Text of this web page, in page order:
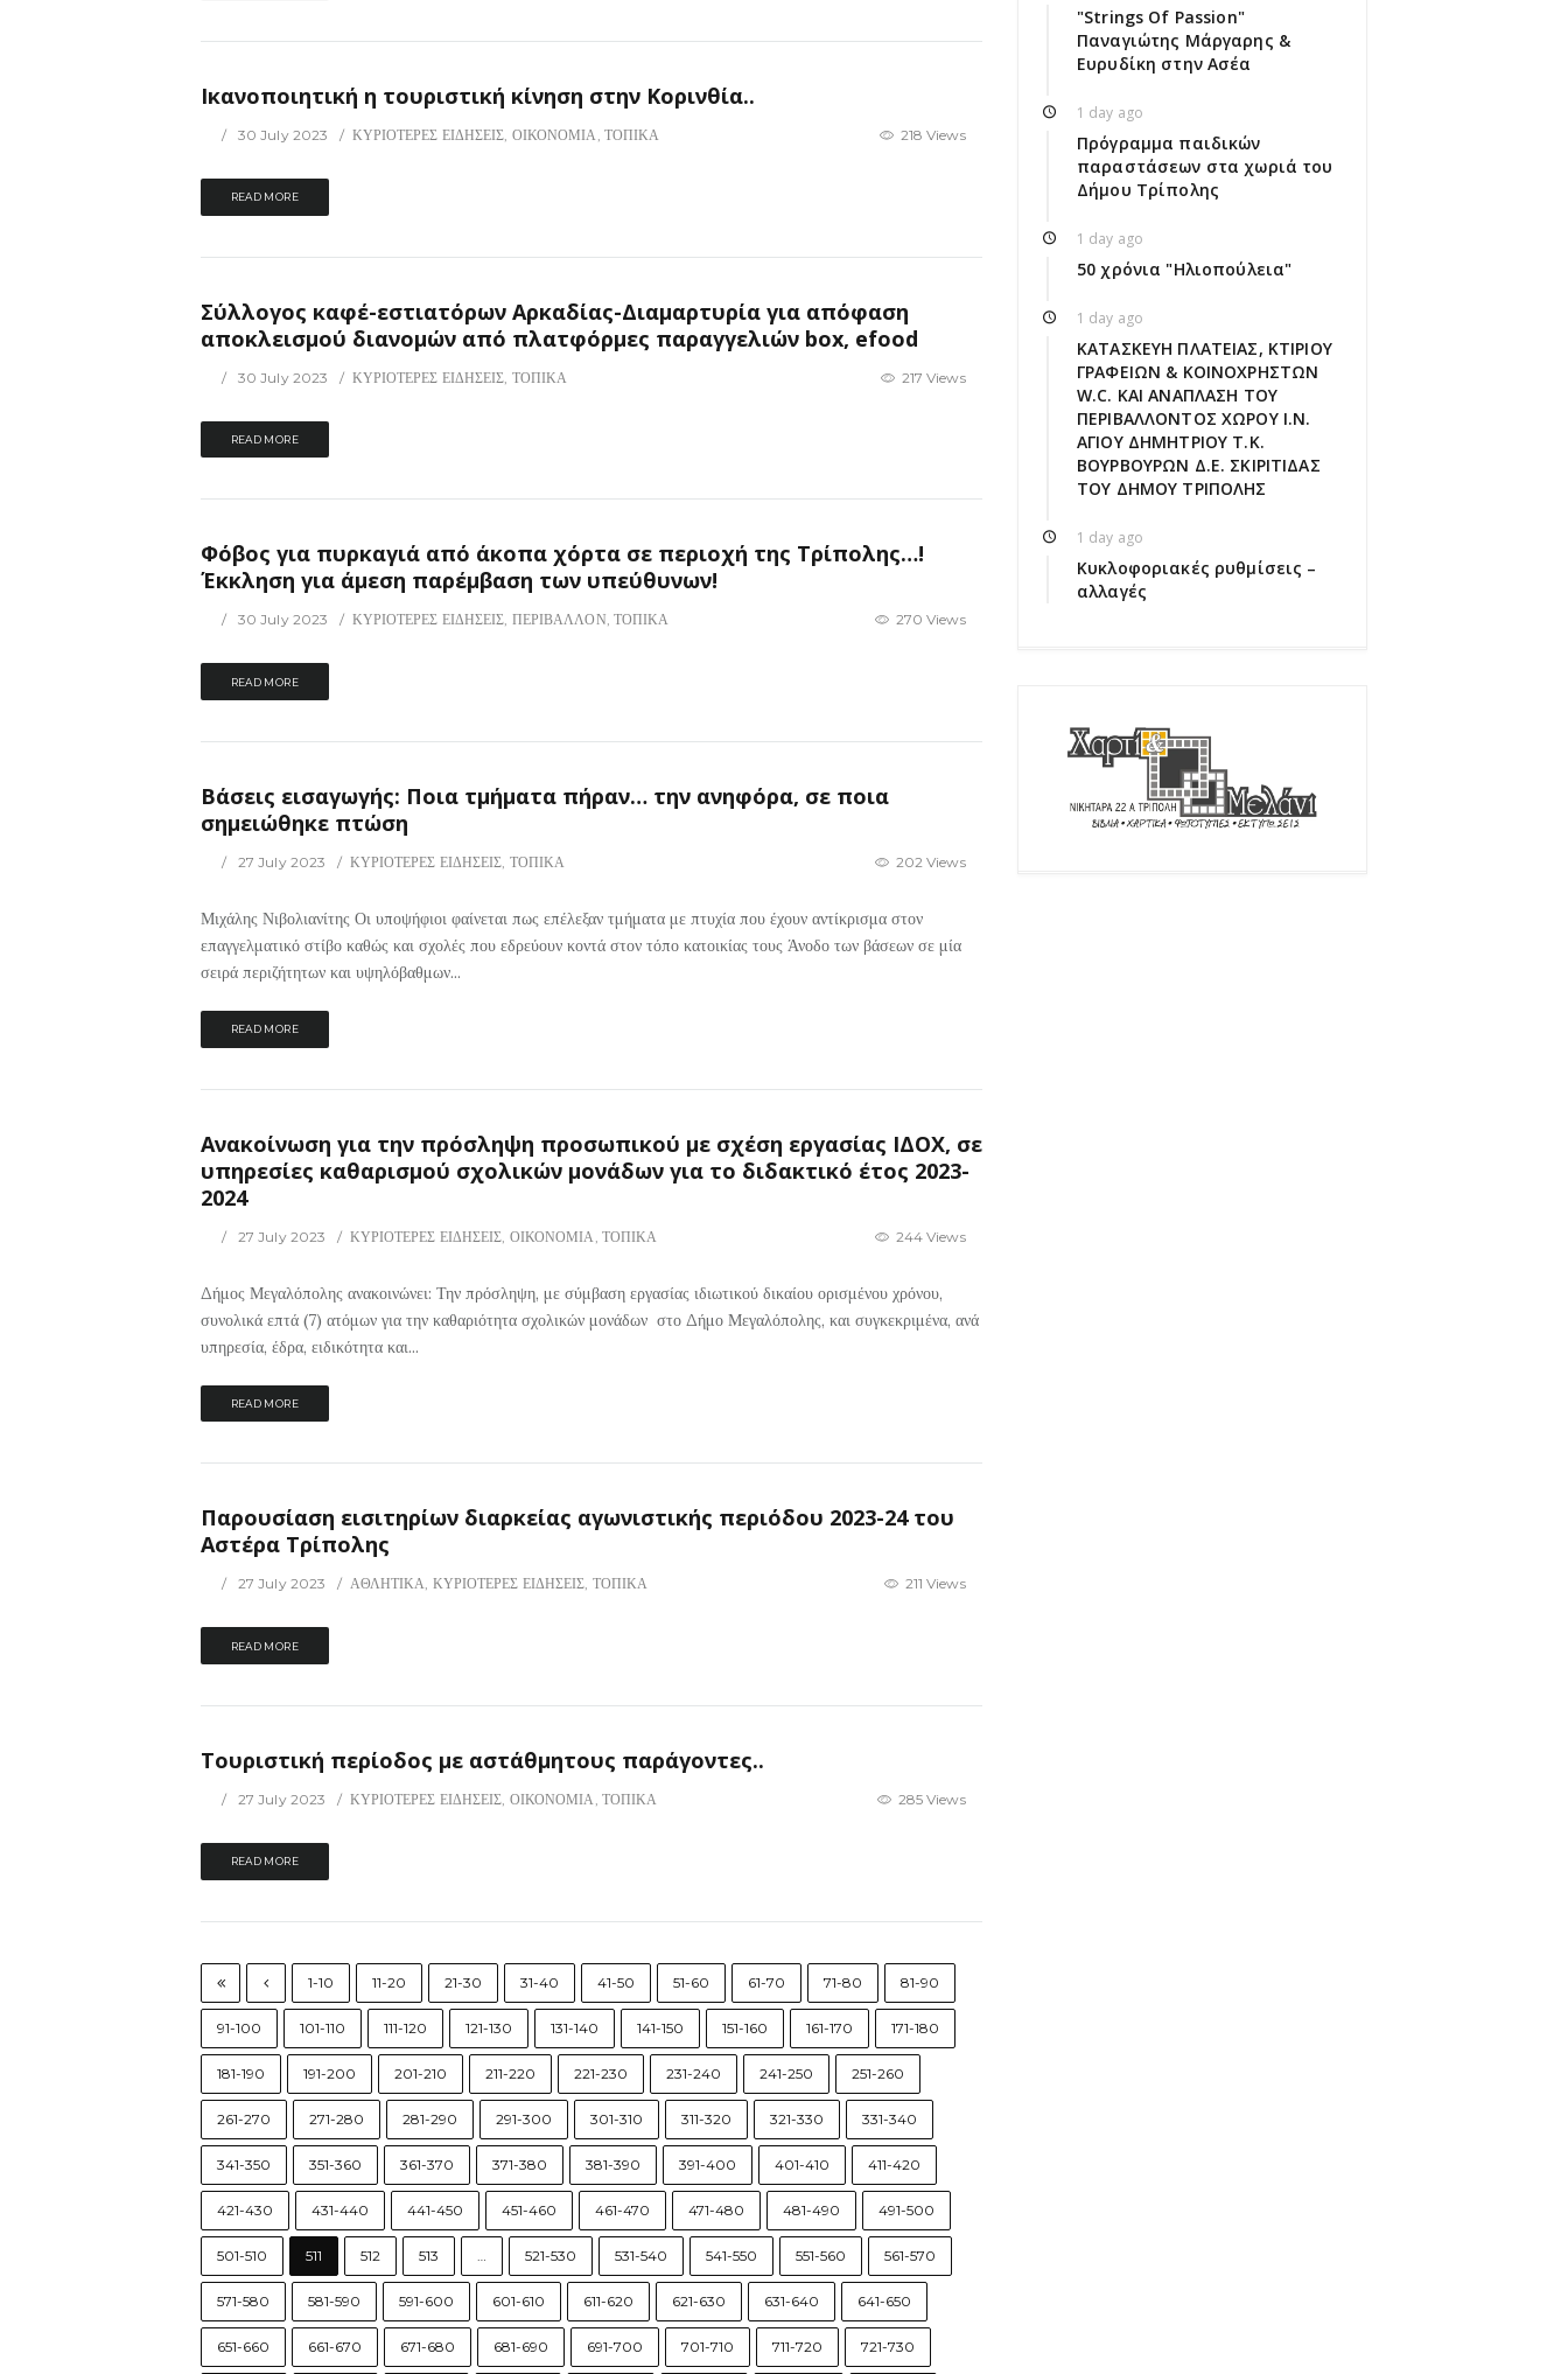
Ικανοποιητική η τουριστική κίνηση στην Κορινθία..
30 July 2023 ΚΥΡΙΟΤΕΡΕΣ ΕΙΔΗΣΕΙΣ ΟΙΚΟΝΟΜΙΑ ΤΟΠΙΚΑ 218 Views
READ MORE
Σύλλoγος καφέ-εστιατόρων Αρκαδίας-Διαμαρτυρία για απόφαση
αποκλεισμού διανομών από πλατφόρμες παραγγελιών box, efood
30 July 2023 ΚΥΡΙΟΤΕΡΕΣ ΕΙΔΗΣΕΙΣ ΤΟΠΙΚΑ 217 Views
READ MORE
Φόβος για πυρκαγιά από άκοπα χόρτα σε περιοχή της Τρίπολης…!
Έκκληση για άμεση παρέμβαση των υπεύθυνων!
30 July 2023 ΚΥΡΙΟΤΕΡΕΣ ΕΙΔΗΣΕΙΣ, ΠΕΡΙΒΑΛΛΟΝ, ΤΟΠΙΚΑ 270 Views
READ MORE
Βάσεις εισαγωγής: Ποια τμήματα πήραν… την ανηφόρα, σε ποια
σημειώθηκε πτώση
27 July 2023 ΚΥΡΙΟΤΕΡΕΣ ΕΙΔΗΣΕΙΣ ΤΟΠΙΚΑ 202 Views
Μιχάλης Νιβολιανίτης Οι υποψήφιοι φαίνεται πως επέλεξαν τμήματα με πτυχία που έχουν αντίκρισμα στον
επαγγελματικό στίβο καθώς και σχολές που εδρεύουν κοντά στον τόπο κατοικίας τους Άνοδο των βάσεων σε μία
σειρά περιζήτητων και υψηλόβαθμων...
READ MORE
Ανακοίνωση για την πρόσληψη προσωπικού με σχέση εργασίας ΙΔΟΧ, σε
υπηρεσίες καθαρισμού σχολικών μονάδων για το διδακτικό έτος 2023-
2024
27 July 2023 ΚΥΡΙΟΤΕΡΕΣ ΕΙΔΗΣΕΙΣ ΟΙΚΟΝΟΜΙΑ ΤΟΠΙΚΑ 244 Views
Δήμος Μεγαλόπολης ανακοινώνει: Την πρόσληψη, με σύμβαση εργασίας ιδιωτικού δικαίου ορισμένου χρόνου,
συνολικά επτά (7) ατόμων για την καθαριότητα σχολικών μονάδων στο Δήμο Μεγαλόπολης, και συγκεκριμένα, ανά
υπηρεσία, έδρα, ειδικότητα και...
READ MORE
Παρουσίαση εισιτηρίων διαρκείας αγωνιστικής περιόδου 2023-24 του
Αστέρα Τρίπολης
27 July 2023 ΑΘΛΗΤΙΚΑ, ΚΥΡΙΟΤΕΡΕΣ ΕΙΔΗΣΕΙΣ, ΤΟΠΙΚΑ 211 Views
READ MORE
Τουριστική περίοδος με αστάθμητους παράγοντες..
27 July 2023 ΚΥΡΙΟΤΕΡΕΣ ΕΙΔΗΣΕΙΣ, ΟΙΚΟΝΟΜΙΑ, ΤΟΠΙΚΑ 285 Views
READ MORE
1-10 11-20 21-30 31-40 41-50 51-60 61-70 71-80 81-90
91-100 101-110 111-120 121-130 131-140 141-150 151-160 161-170 171-180
181-190 191-200 201-210 211-220 221-230 231-240 241-250 251-260
261-270 271-280 281-290 291-300 301-310 311-320 321-330 331-340
341-350 351-360 361-370 371-380 381-390 391-400 401-410 411-420
421-430 431-440 441-450 451-460 461-470 471-480 481-490 491-500
501-510 511 512 513 521-530 531-540 541-550 551-560 561-570
571-580 581-590 591-600 601-610 611-620 621-630 631-640 641-650
651-660 661-670 671-680 681-690 691-700 701-710 711-720 721-730
"Strings Of Passion"
Παναγιώτης Μάργαρης &
Ευρυδίκη στην Ασέα
1 day ago
Πρόγραμμα παιδικών
παραστάσεων στα χωριά του
Δήμου Τρίπολης
1 day ago
50 χρόνια "Ηλιοπούλεια"
1 day ago
ΚΑΤΑΣΚΕΥΗ ΠΛΑΤΕΙΑΣ, ΚΤΙΡΙΟΥ
ΓΡΑΦΕΙΩΝ & ΚΟΙΝΟΧΡΗΣΤΩΝ
W.C. ΚΑΙ ΑΝΑΠΛΑΣΗ ΤΟΥ
ΠΕΡΙΒΑΛΛΟΝΤΟΣ ΧΩΡΟΥ Ι.Ν.
ΑΓΙΟΥ ΔΗΜΗΤΡΙΟΥ Τ.Κ.
ΒΟΥΡΒΟΥΡΩΝ Δ.Ε. ΣΚΙΡΙΤΙΔΑΣ
ΤΟΥ ΔΗΜΟΥ ΤΡΙΠΟΛΗΣ
1 day ago
Κυκλοφοριακές ρυθμίσεις –
αλλαγές